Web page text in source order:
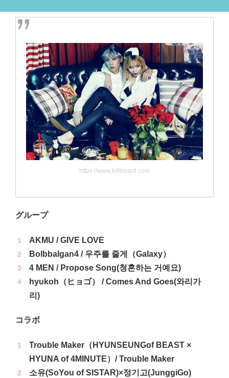
https://www.billboard.com
グループ
AKMU / GIVE LOVE
Bolbbalgan4 / 우주를 줄게（Galaxy）
4 MEN / Propose Song(청혼하는 거예요)
hyukoh（ヒョゴ） / Comes And Goes(와리가
리)
コラボ
Trouble Maker（HYUNSEUNGof BEAST ×
HYUNA of 4MINUTE）/ Trouble Maker
소유(SoYou of SISTAR)×정기고(JunggiGo)